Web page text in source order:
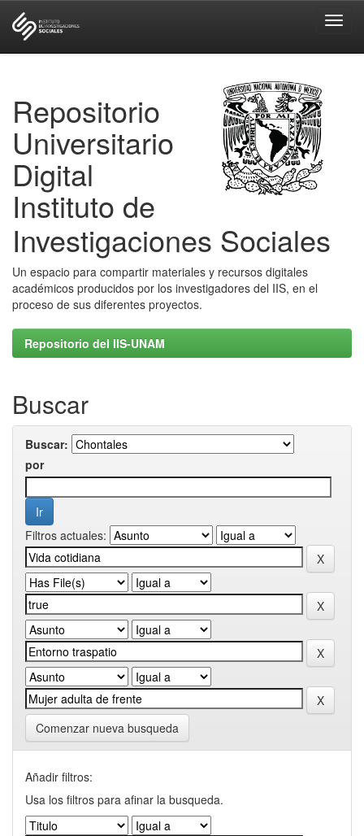
Repositorio
Universitario
Digital
Instituto de
Investigaciones Sociales
Un espacio para compartir materiales y recursos digitales
académicos producidos por los investigadores del IIS, en el
proceso de sus diferentes proyectos.
Repositorio del IIS-UNAM
Buscar
Buscar:
por
Filtros actuales:
Comenzar nueva busqueda
Añadir filtros:
Usa los filtros para afinar la busqueda.